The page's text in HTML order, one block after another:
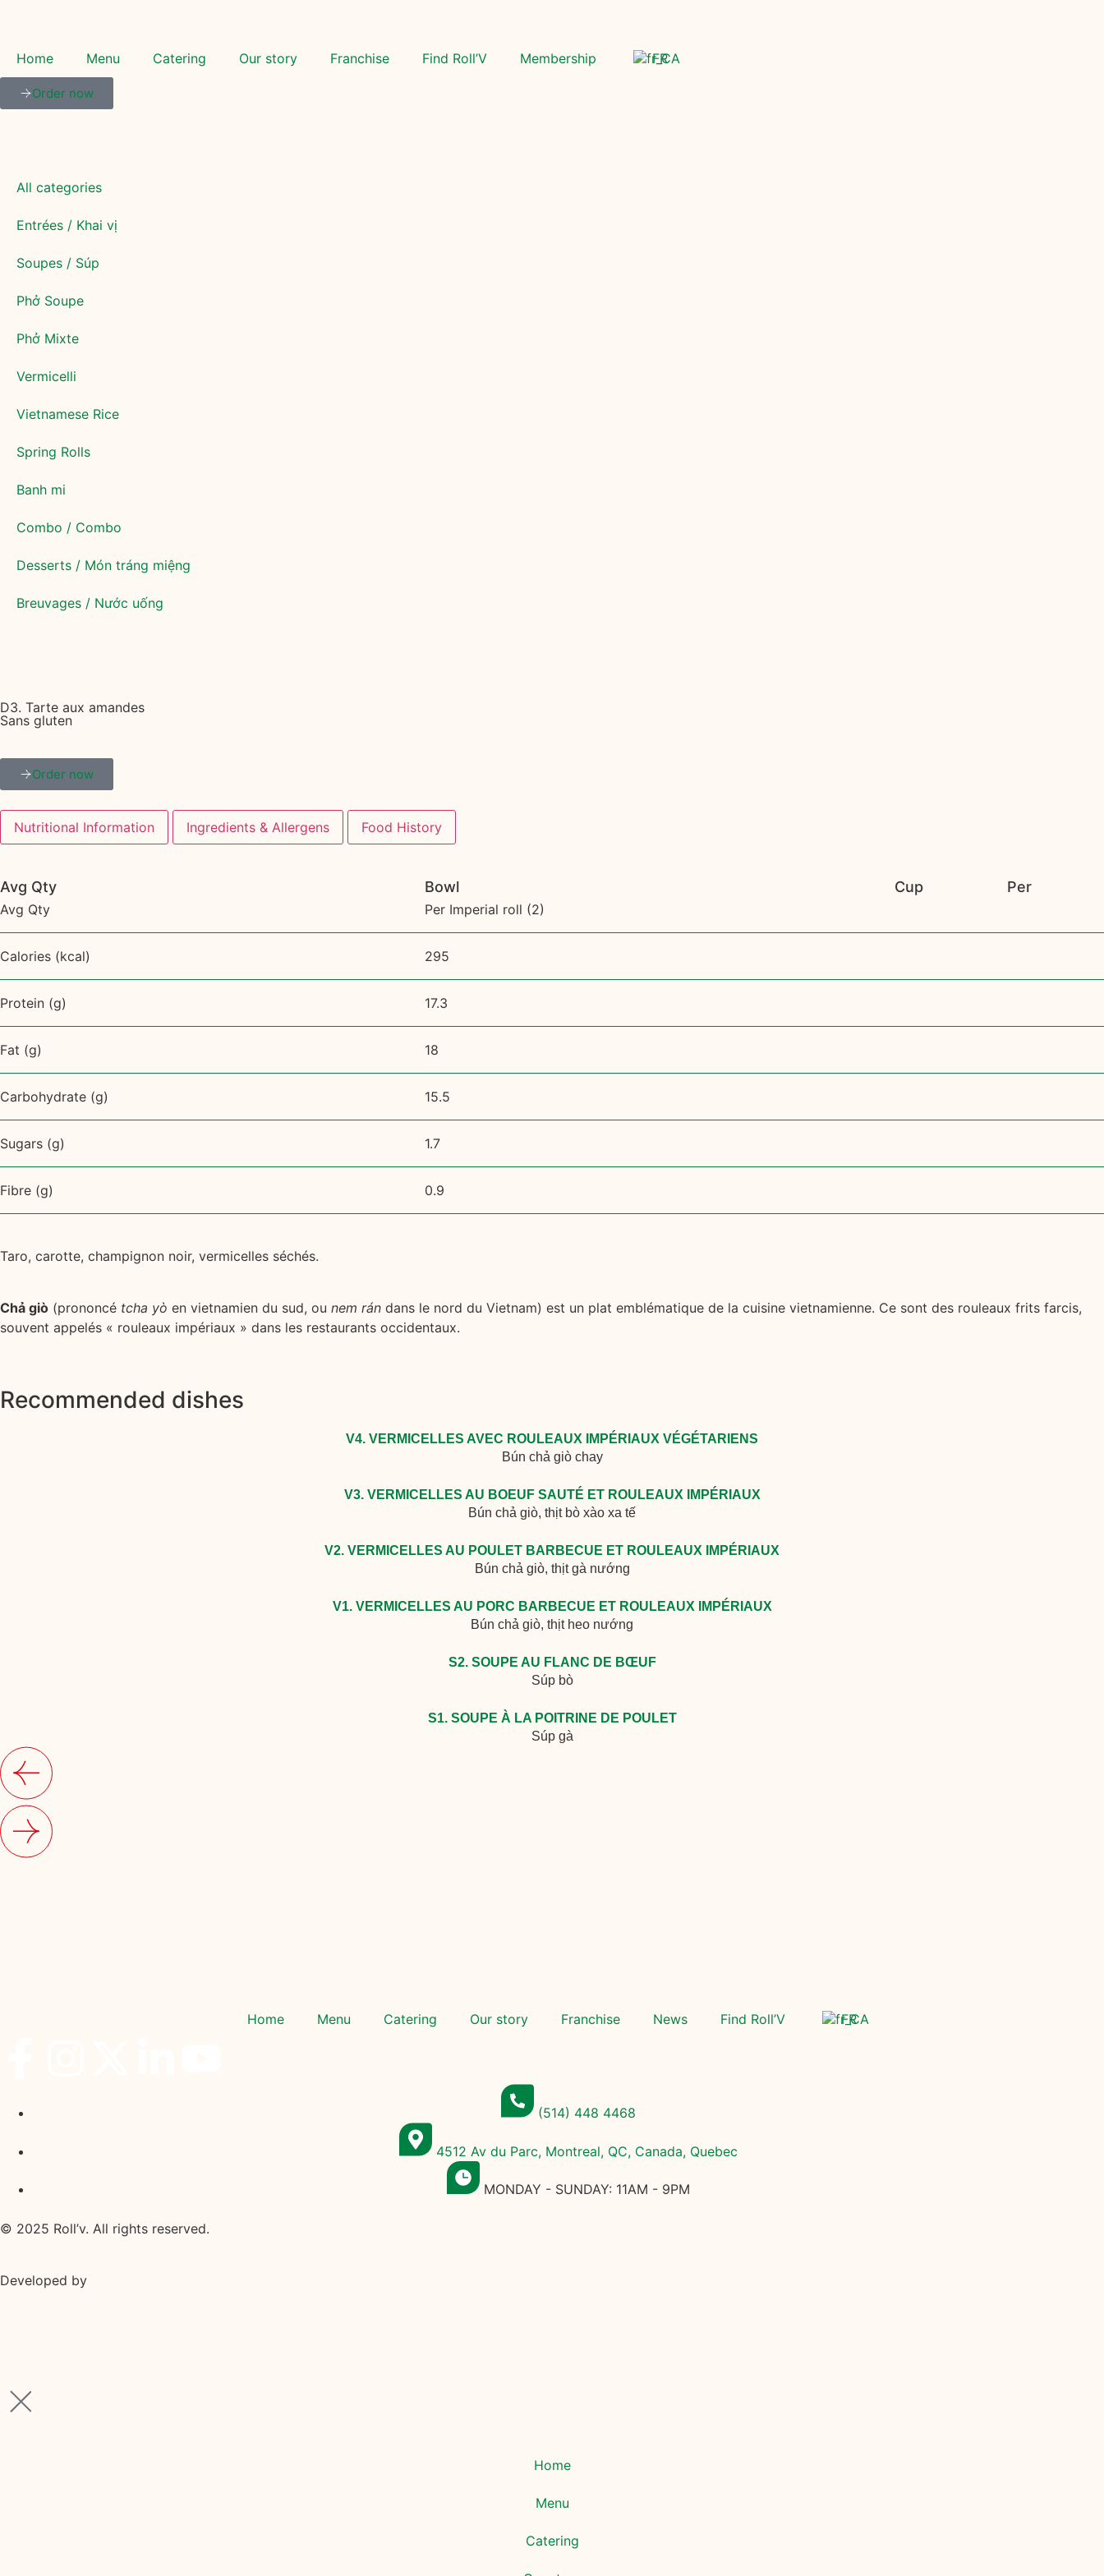
Home Menu Catering Our story Franchise Find Roll’V Membership FR
Order now
All categories
Entrées / Khai vị
Soupes / Súp
Phở Soupe
Phở Mixte
Vermicelli
Vietnamese Rice
Spring Rolls
Banh mi
Combo / Combo
Desserts / Món tráng miệng
Breuvages / Nước uống
D3. Tarte aux amandes
Sans gluten
Order now
Nutritional Information Ingredients & Allergens Food History
Avg Qty Bowl Cup Per
Avg Qty Per Imperial roll (2)
Calories (kcal) 295
Protein (g) 17.3
Fat (g) 18
Carbohydrate (g) 15.5
Sugars (g) 1.7
Fibre (g) 0.9
Taro, carotte, champignon noir, vermicelles séchés.
Chả giò (prononcé tcha yò en vietnamien du sud, ou nem rán dans le nord du Vietnam) est un plat emblématique de la cuisine vietnamienne. Ce sont des rouleaux frits farcis,
souvent appelés « rouleaux impériaux » dans les restaurants occidentaux.
Recommended dishes
V4. VERMICELLES AVEC ROULEAUX IMPÉRIAUX VÉGÉTARIENS
Bún chả giò chay
V3. VERMICELLES AU BOEUF SAUTÉ ET ROULEAUX IMPÉRIAUX
Bún chả giò, thịt bò xào xa tế
V2. VERMICELLES AU POULET BARBECUE ET ROULEAUX IMPÉRIAUX
Bún chả giò, thịt gà nướng
V1. VERMICELLES AU PORC BARBECUE ET ROULEAUX IMPÉRIAUX
Bún chả giò, thịt heo nướng
S2. SOUPE AU FLANC DE BŒUF
Súp bò
S1. SOUPE À LA POITRINE DE POULET
Súp gà
Home Menu Catering Our story Franchise News Find Roll’V FR
(514) 448 4468
4512 Av du Parc, Montreal, QC, Canada, Quebec
MONDAY - SUNDAY: 11AM - 9PM
© 2025 Roll’v. All rights reserved.
Developed by
Home
Menu
Catering